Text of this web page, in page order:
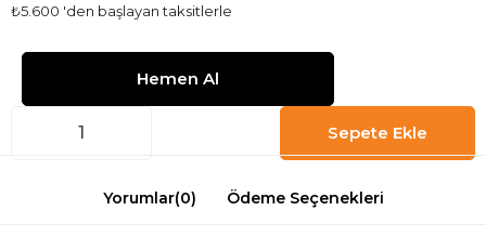
₺5.600 'den başlayan taksitlerle
Yorumlar(0) Ödeme Seçenekleri